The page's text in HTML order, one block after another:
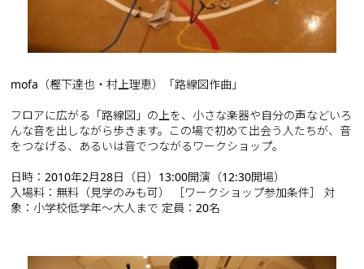
mofa（樫下達也・村上理恵）「路線図作曲」
フロアに広がる「路線図」の上を、小さな楽器や自分の声などいろ
んな音を出しながら歩きます。この場で初めて出会う人たちが、音
をつなげる、あるいは音でつながるワークショップ。
日時：2010年2月28日（日）13:00開演（12:30開場）
入場料：無料（見学のみも可） ［ワークショップ参加条件］ 対
象：小学校低学年～大人まで 定員：20名